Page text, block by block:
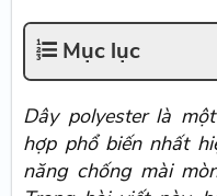
Mục lục
Dây polyester là
hợp phổ biến nhất
năng chống mài